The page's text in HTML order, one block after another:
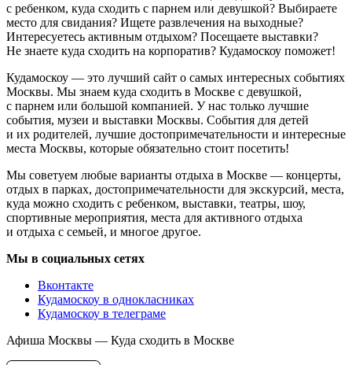
с ребенком, куда сходить с парнем или девушкой? Выбираете
место для свидания? Ищете развлечения на выходные?
Интересуетесь активным отдыхом? Посещаете выставки?
Не знаете куда сходить на корпоратив? Кудамоскоу поможет!
Кудамоскоу — это лучший сайт о самых интересных событиях
Москвы. Мы знаем куда сходить в Москве с девушкой,
с парнем или большой компанией. У нас только лучшие
события, музеи и выставки Москвы. События для детей
и их родителей, лучшие достопримечательности и интересные
места Москвы, которые обязательно стоит посетить!
Мы советуем любые варианты отдыха в Москве — концерты,
отдых в парках, достопримечательности для экскурсий, места,
куда можно сходить с ребенком, выставки, театры, шоу,
спортивные мероприятия, места для активного отдыха
и отдыха с семьей, и многое другое.
Мы в социальных сетях
Вконтакте
Кудамоскоу в однокласниках
Кудамоскоу в телеграме
Афиша Москвы — Куда сходить в Москве